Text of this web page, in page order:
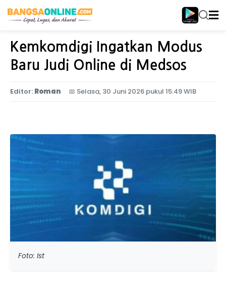
Home Nasional
Kemkomdigi Ingatkan Modus
Baru Judi Online di Medsos
Editor: Roman 📅 Selasa, 30 Juni 2026 pukul 15:49 WIB
Foto: Ist